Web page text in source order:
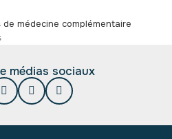
de médecine complémentaire
médias sociaux